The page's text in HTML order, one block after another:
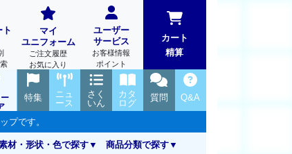
ト
マイ
ユニフォーム
ご注文履歴
お気に入り
ユーザー
サービス
お客様情報
ポイント
カート
精算
ー
Q&A
質問
カタ
ログ
さく
いん
ニュ
ース
特集
プです。
材・形状・色で探す 商品分類で探す